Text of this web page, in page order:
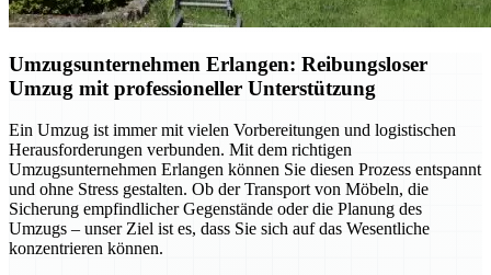
Umzugsunternehmen Erlangen: Reibungsloser
Umzug mit professioneller Unterstützung
Ein Umzug ist immer mit vielen Vorbereitungen und logistischen
Herausforderungen verbunden. Mit dem richtigen
Umzugsunternehmen Erlangen können Sie diesen Prozess entspannt
und ohne Stress gestalten. Ob der Transport von Möbeln, die
Sicherung empfindlicher Gegenstände oder die Planung des
Umzugs – unser Ziel ist es, dass Sie sich auf das Wesentliche
konzentrieren können.